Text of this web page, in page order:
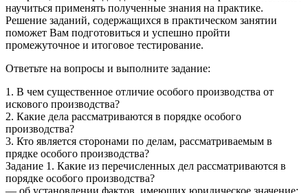
научиться применять полученные знания на практике.
Решение заданий, содержащихся в практическом занятии
поможет Вам подготовиться и успешно пройти
промежуточное и итоговое тестирование.
Ответьте на вопросы и выполните задание:
1. В чем существенное отличие особого производства от
искового производства?
2. Какие дела рассматриваются в порядке особого
производства?
3. Кто является сторонами по делам, рассматриваемым в
прядке особого производства?
Задание 1. Какие из перечисленных дел рассматриваются в
порядке особого производства?